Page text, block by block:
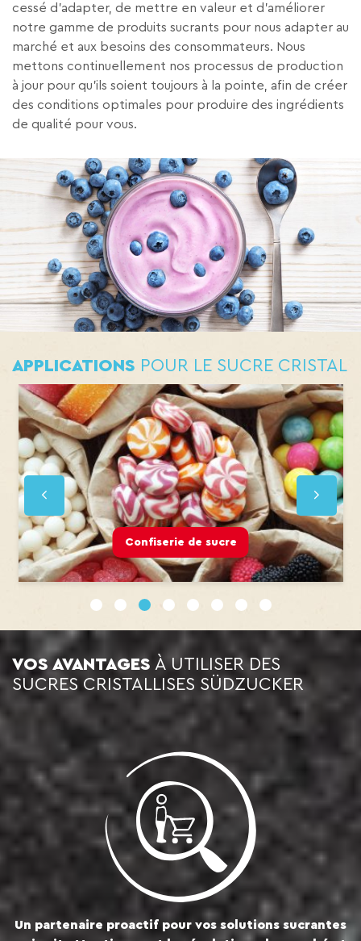
cessé d’adapter, de mettre en valeur et d’améliorer
notre gamme de produits sucrants pour nous adapter au
marché et aux besoins des consommateurs. Nous
mettons continuellement nos processus de production
à jour pour qu’ils soient toujours à la pointe, afin de créer
des conditions optimales pour produire des ingrédients
de qualité pour vous.
APPLICATIONS POUR LE SUCRE CRISTAL
Boissons
1 2 3 4 5 6 7 8
VOS AVANTAGES À UTILISER DES
SUCRES CRISTALLISES SÜDZUCKER
Un partenaire proactif pour vos solutions sucrantes